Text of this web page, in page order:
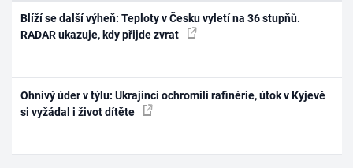
Blíží se další výheň: Teploty v Česku vyletí na 36 stupňů.
RADAR ukazuje, kdy přijde zvrat
Ohnivý úder v týlu: Ukrajinci ochromili rafinérie, útok v Kyjevě
si vyžádal i život dítěte